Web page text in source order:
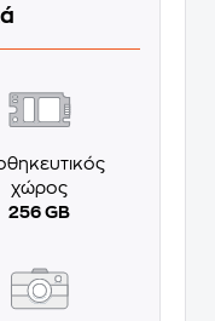
χώρος
256 GB